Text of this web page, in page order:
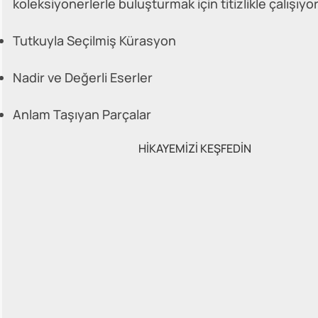
koleksiyonerlerle buluşturmak için titizlikle
Tutkuyla Seçilmiş Kürasyon
Nadir ve Değerli Eserler
Anlam Taşıyan Parçalar
HİKAYEMİZİ KEŞFEDİN